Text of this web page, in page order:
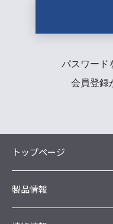
パスワード
会員登録
トップページ
製品情報